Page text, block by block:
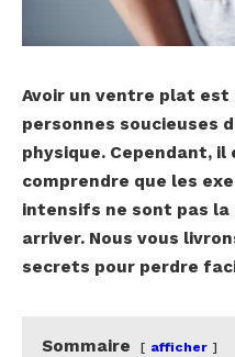
Avoir un ventre plat est
personnes soucieuses
physique. Cependant,
comprendre que les
intensifs ne sont pas
arriver. Nous vous
secrets pour perdre
Sommaire afficher